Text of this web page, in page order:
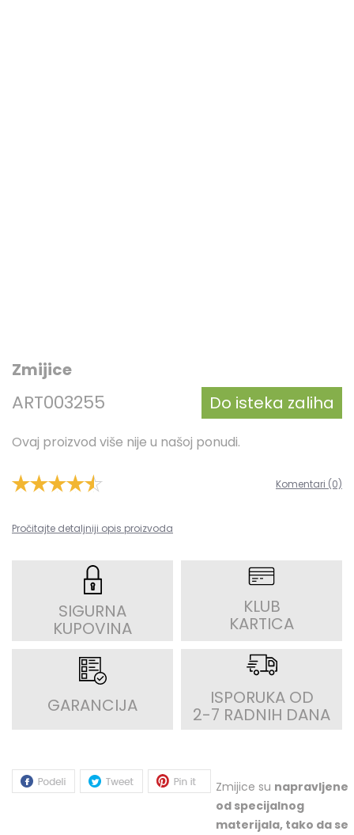
Zmijice
ART003255 Do isteka zaliha
Ovaj proizvod više nije u našoj ponudi.
Komentari (0)
Pročitajte detaljniji opis proizvoda
SIGURNA
KUPOVINA
KLUB
KARTICA
GARANCIJA ISPORUKA OD
2-7 RADNIH DANA
Zmijice su napravljene
od specijalnog
materijala, tako da se